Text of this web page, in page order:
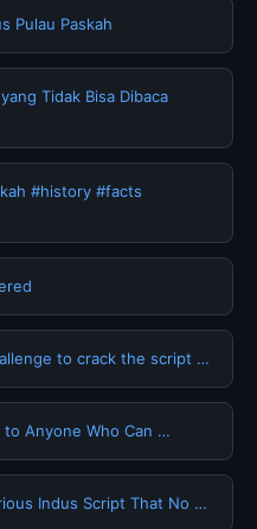
Pulau Paskah
Tidak Bisa Dibaca
#history #facts
to crack the script …
Anyone Who Can …
Indus Script That No …